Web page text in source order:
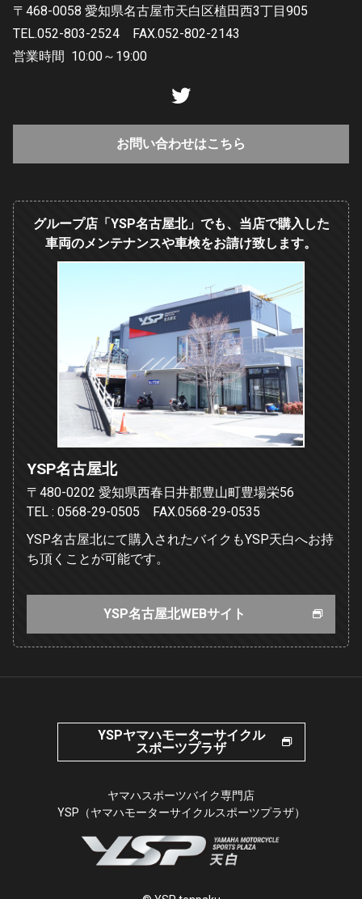
〒468-0058 愛知県名古屋市天白区植田西3丁目905
TEL.052-803-2524
FAX.052-802-2143
営業時間 10:00～19:00
お問い合わせはこちら
グループ店「YSP名古屋北」でも、当店で購入した
車両のメンテナンスや車検をお請け致します。
YSP名古屋北
〒480-0202 愛知県西春日井郡豊山町豊場栄56
TEL : 0568-29-0505 FAX.0568-29-0535
YSP名古屋北にて購入されたバイクもYSP天白へお持
ち頂くことが可能です。
YSP名古屋北WEBサイト
YSPヤマハモーターサイクル
スポーツプラザ
ヤマハスポーツバイク専門店
YSP（ヤマハモーターサイクルスポーツプラザ）